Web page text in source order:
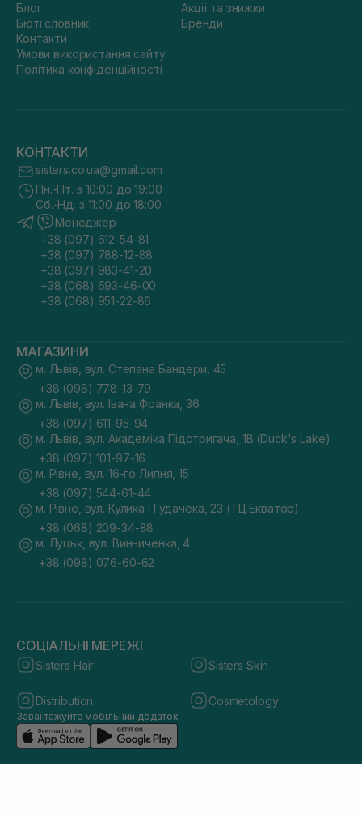
Блог
Бюті словник
Контакти
Умови використання сайту
Політика конфіденційності
Акції та знижки
Бренди
КОНТАКТИ
sisters.co.ua@gmail.com
Пн.-Пт. з 10:00 до 19:00
Сб.-Нд. з 11:00 до 18:00
Менеджер
+38 (097) 612-54-81
+38 (097) 788-12-88
+38 (097) 983-41-20
+38 (068) 693-46-00
+38 (068) 951-22-86
МАГАЗИНИ
м. Львів, вул. Степана Бандери, 45
+38 (098) 778-13-79
м. Львів, вул. Івана Франка, 36
+38 (097) 611-95-94
м. Львів, вул. Академіка Підстригача, 1В (Duck's Lake)
+38 (097) 101-97-16
м. Рівне, вул. 16-го Липня, 15
+38 (097) 544-61-44
м. Рівне, вул. Кулика і Гудачека, 23 (ТЦ Екватор)
+38 (068) 209-34-88
м. Луцьк, вул. Винниченка, 4
+38 (098) 076-60-62
СОЦІАЛЬНІ МЕРЕЖІ
Sisters Hair Sisters Skin
Distribution Cosmetology
Завантажуйте мобільний додаток